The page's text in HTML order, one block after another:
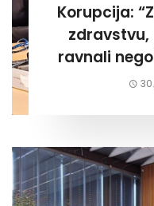
Korupcija:
zdravstvu,
ravnali
za lastni